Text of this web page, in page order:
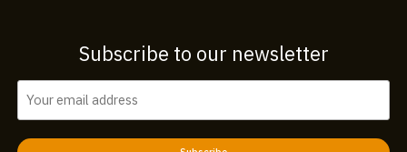
Subscribe to our newsletter